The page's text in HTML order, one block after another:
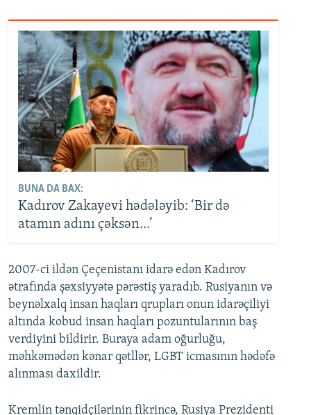
BUNA DA BAX:
Kadırov Zakayevi hədələyib: ‘Bir də
atamın adını çəksən...’
2007-ci ildən Çeçenistanı idarə edən Kadırov
ətrafında şəxsiyyətə pərəstiş yaradıb. Rusiyanın və
beynəlxalq insan haqları qrupları onun idarəçiliyi
altında kobud insan haqları pozuntularının baş
verdiyini bildirir. Buraya adam oğurluğu,
məhkəmədən kənar qətllər, LGBT icmasının hədəfə
alınması daxildir.
Kremlin tənqidçilərinin fikrincə, Rusiya Prezidenti